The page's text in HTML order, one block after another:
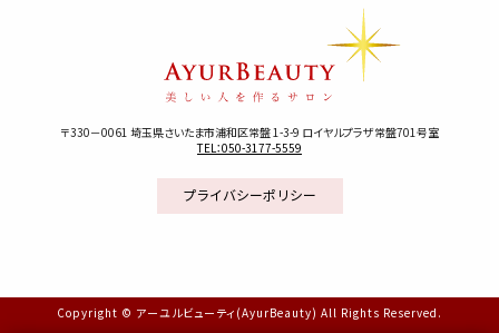
〒330－0061 埼玉県さいたま市浦和区常盤 1-3-9 ロイヤルプラザ常盤701号室
TEL：050-3177-5559
プライバシーポリシー
Copyright © アーユルビューティ(AyurBeauty) All Rights Reserved.